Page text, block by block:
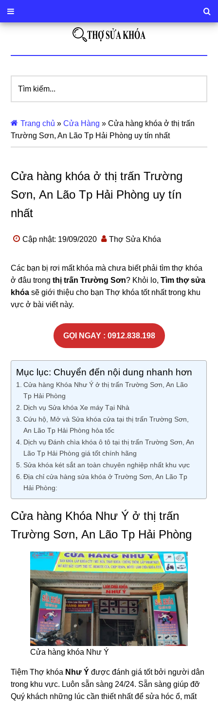
kiếm...
Trang chủ »Cửa Hàng »Cửa hàng khóa ở thị trấn
Trường Sơn, An Lão Tp Hải Phòng uy tín nhất
Cửa hàng khóa ở thị trấn Trường
Sơn, An Lão Tp Hải Phòng uy tín
nhất
Cập nhật: 19/09/2020 Thợ Sửa Khóa
Các bạn bị rơi mất khóa mà chưa biết phải tìm thợ khóa
ở đâu trongthị trấn Trường Sơn? Khỏi lo,Tìm thợ sửa
khóa sẽ giới thiệu cho bạn Thợ khóa tốt nhất trong khu
vực ở bài viết này.
GỌI NGAY : 0912.838.198
Mục lục: Chuyển đến nội dung nhanh hơn
Cửa hàng Khóa Như Ý ở thị trấn Trường Sơn, An Lão
Tp Hải Phòng
Dịch vụ Sửa khóa Xe máy Tại Nhà
Cứu hộ, Mở và Sửa khóa cửa tại thị trấn Trường Sơn,
An Lão Tp Hải Phòng hỏa tốc
Dịch vụ Đánh chìa khóa ô tô tại thị trấn Trường Sơn, An
Lão Tp Hải Phòng giá tốt chính hãng
Sửa khóa két sắt an toàn chuyên nghiệp nhất khu vực
Địa chỉ cửa hàng sửa khóa ở Trường Sơn, An Lão Tp
Hải Phòng:
Cửa hàng Khóa Như Ý ở thị trấn
Trường Sơn, An Lão Tp Hải Phòng
Cửa hàng khóa Như Ý
Tiệm Thợ khóa Như Ý được đánh giá tốt bởi người dân
trong khu vực. Luôn sẵn sàng 24/24. Sẵn sàng giúp đỡ
Quý khách những lúc cần thiết nhất để sửa hóc ổ, mất